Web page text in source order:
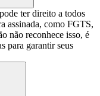
ter direito a todos
assinada, como FGTS,
não reconhece isso, é
para garantir seus